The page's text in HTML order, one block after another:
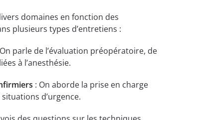
domaines en fonction des
plusieurs types d’entretiens :
parle de l’évaluation préopératoire, de
à l’anesthésie.
: On aborde la prise en charge
d’urgence.